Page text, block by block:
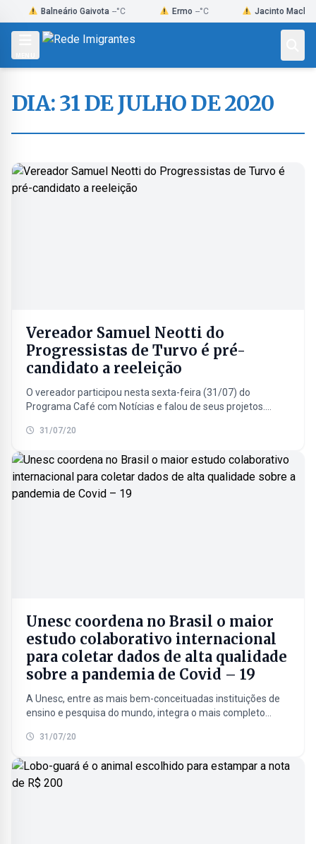
to
Balneário Gaivota --°C Ermo --°C Jacinto Machado --°C
DIA:31 DE JULHO DE 2020
Vereador Samuel Neotti do
Progressistas de Turvo é pré-
candidato a reeleição
O vereador participou nesta sexta-feira (31/07) do
Programa Café com Notícias e falou de seus projetos.
31/07/20
Unesc coordena no Brasil o maior
estudo colaborativo internacional
para coletar dados de alta qualidade
sobre a pandemia de Covid – 19
A Unesc, entre as mais bem-conceituadas instituições de
ensino e pesquisa do mundo, integra o mais completo
alta...31/07/20